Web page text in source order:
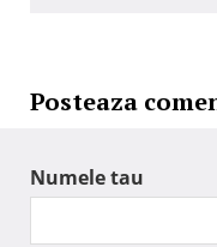
Posteaza
Numele tau